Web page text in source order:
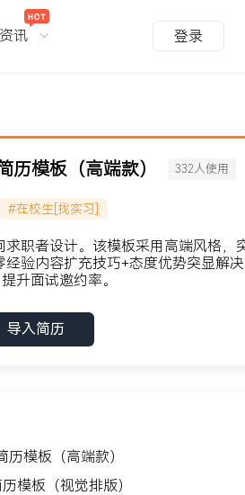
讯 登录
历模板（高端款） 332人使用
#在校生[找实习]
职者设计。该模板采用高端风格，
经验内容扩充技巧+态度优势突显解
升面试邀约率。
导入简历
模板（高端款）
模板（视觉排版）